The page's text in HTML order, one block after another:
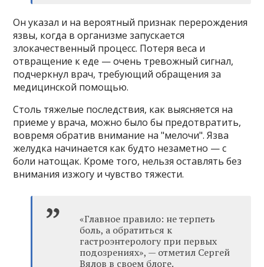
Он указал и на вероятный признак перерождения
язвы, когда в организме запускается
злокачественный процесс. Потеря веса и
отвращение к еде — очень тревожный сигнал,
подчеркнул врач, требующий обращения за
медицинской помощью.
Столь тяжелые последствия, как выясняется на
приеме у врача, можно было бы предотвратить,
вовремя обратив внимание на "мелочи". Язва
желудка начинается как будто незаметно — с
боли натощак. Кроме того, нельзя оставлять без
внимания изжогу и чувство тяжести.
«Главное правило: не терпеть
боль, а обратиться к
гастроэнтерологу при первых
подозрениях», — отметил Сергей
Вялов в своем блоге.